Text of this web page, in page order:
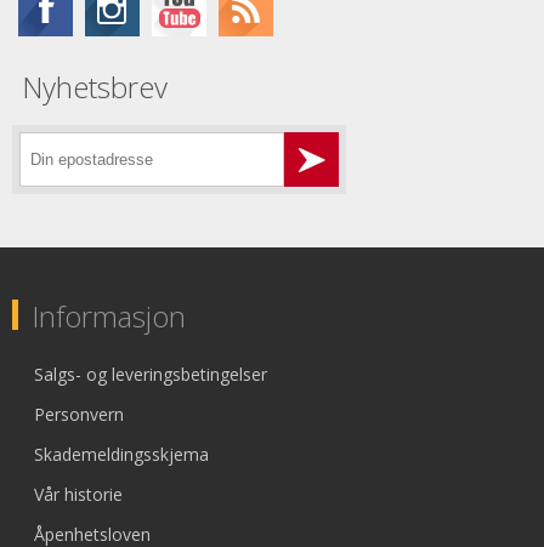
Nyhetsbrev
Informasjon
Salgs- og leveringsbetingelser
Personvern
Skademeldingsskjema
Vår historie
Åpenhetsloven